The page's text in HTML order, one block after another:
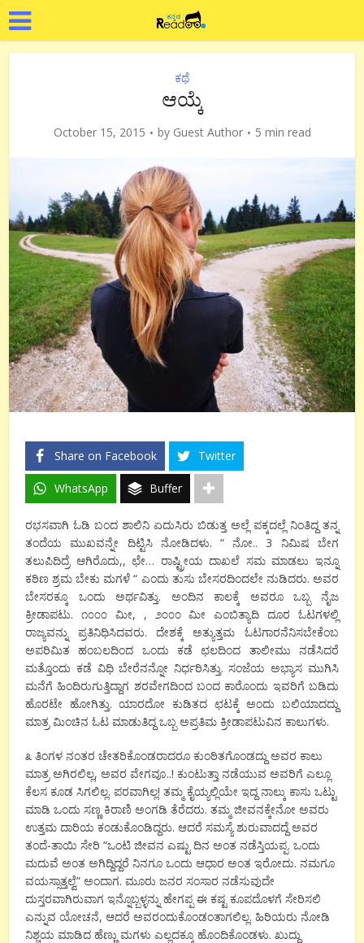
ಕಥೆ
ಆಯ್ಕೆ
October 15, 2015 by Guest Author 5 min read
Share on Facebook Twitter
WhatsApp Buffer
ರಭಸವಾಗಿ ಓಡಿ ಬಂದ ಶಾಲಿನಿ ಏದುಸಿರು ಬಿಡುತ್ತ ಅಲ್ಲೆ ಪಕ್ಕದಲ್ಲೆ ನಿಂತಿದ್ದ ತನ್ನ
ತಂದೆಯ ಮುಖವನ್ನೇ ದಿಟ್ಟಿಸಿ ನೋಡಿದಳು. “ ನೋ.. 3 ನಿಮಿಷ ಬೇಗ
ತಲುಪಿದಿದ್ರೆ ಆಗಿರೊದು,, ಛೇ… ರಾಷ್ಟ್ರೀಯ ದಾಖಲೆ ಸಮ ಮಾಡಲು ಇನ್ನೂ
ಕಠಿಣ ಶ್ರಮ ಬೇಕು ಮಗಳೆ “ ಎಂದು ತುಸು ಬೇಸರದಿಂದಲೇ ನುಡಿದರು. ಅವರ
ಬೇಸರಕ್ಕೂ ಒಂದು ಅರ್ಥವಿತ್ತು. ಅಂದಿನ ಕಾಲಕ್ಕೆ ಅವರೂ ಒಬ್ಬ ನೈಜ
ಕ್ರೀಡಾಪಟು. ೧೦೦೦ ಮೀ, , ೨೦೦೦ ಮೀ ಎಂಬಿತ್ಯಾದಿ ದೂರ ಓಟಗಳಲ್ಲಿ
ರಾಜ್ಯವನ್ನು ಪ್ರತಿನಿಧಿಸಿದವರು. ದೇಶಕ್ಕೆ ಅತ್ಯುತ್ತಮ ಓಟಗಾರನೆನಿಸಬೇಕೆಂಬ
ಅಪರಿಮಿತ ಹಂಬಲದಿಂದ ಒಂದು ಕಡೆ ಛಲದಿಂದ ತಾಲೀಮು ನಡೆಸಿದರೆ
ಮತ್ತೊಂದು ಕಡೆ ವಿಧಿ ಬೇರೆನನ್ನೋ ನಿರ್ಧರಿಸಿತ್ತು. ಸಂಜೆಯ ಅಭ್ಯಾಸ ಮುಗಿಸಿ
ಮನೆಗೆ ಹಿಂದಿರುಗುತ್ತಿದ್ದಾಗ ಶರವೇಗದಿಂದ ಬಂದ ಕಾರೊಂದು ಇವರಿಗೆ ಬಡಿದು
ಹೊರಟೇ ಹೋಗಿತ್ತು. ಯಾರದೋ ಕುಡಿತದ ಛಟಕ್ಕೆ ಅಂದು ಬಲಿಯಾದದ್ದು
ಮಾತ್ರ ಮಿಂಚಿನ ಓಟ ಮಾಡುತಿದ್ದ ಒಬ್ಬ ಅಪ್ರತಿಮ ಕ್ರೀಡಾಪಟುವಿನ ಕಾಲುಗಳು.
೩ ತಿಂಗಳ ನಂತರ ಚೇತರಿಕೊಂಡರಾದರೂ ಕುಂಠಿತಗೊಂಡದ್ದು ಅವರ ಕಾಲು
ಮಾತ್ರ ಅಗಿರಲಿಲ್ಲ, ಅವರ ವೇಗವೂ..! ಕುಂಟುತ್ತಾ ನಡೆಯುವ ಅವರಿಗೆ ಎಲ್ಲೂ
ಕೆಲಸ ಕೂಡ ಸಿಗಲಿಲ್ಲ. ಪರವಾಗಿಲ್ಲ! ತಮ್ಮ ಕೈಯ್ಯಲ್ಲಿಯೇ ಇದ್ದ ನಾಲ್ಕು ಕಾಸು ಒಟ್ಟು
ಮಾಡಿ ಒಂದು ಸಣ್ಣ ಕಿರಾಣಿ ಅಂಗಡಿ ತೆರೆದರು. ತಮ್ಮ ಜೀವನಕ್ಕೇನೋ ಅವರು
ಉತ್ತಮ ದಾರಿಯ ಕಂಡುಕೊಂಡಿದ್ದರು. ಆದರೆ ಸಮಸ್ಯೆ ಶುರುವಾದದ್ದೆ ಅವರ
ತಂದೆ-ತಾಯಿ ಸೇರಿ “ಒಂಟಿ ಜೀವನ ಎಷ್ಟು ದಿನ ಅಂತ ನಡೆಸ್ತಿಯಪ್ಪ. ಒಂದು
ಮದುವೆ ಅಂತ ಅಗಿದ್ದಿದ್ದರೆ ನಿನಗೂ ಒಂದು ಆಧಾರ ಅಂತ ಇರೋದು. ನಮಗೂ
ವಯಸ್ಸಾತ್ತಲ್ವೆ” ಅಂದಾಗ. ಮೂರು ಜನರ ಸಂಸಾರ ನಡೆಸುವುದೇ
ದುಸ್ತರವಾಗಿರುವಾಗ ಇನ್ನೊಬ್ಬಳ್ಳನ್ನು ಹೇಗಪ್ಪ ಈ ಕಷ್ಟ ಕೂಪದೊಳಗೆ ಸೇರಿಸಲಿ
ಎನ್ನುವ ಯೋಚನೆ, ಆದರೆ ಅವರಂದುಕೊಂಡಂತಾಗಲಿಲ್ಲ. ಹಿರಿಯರು ನೋಡಿ
ನಿಶ್ಚಯ ಮಾಡಿದ ಹೆಣ್ಣು ಮಗಳು ಎಲ್ಲದಕ್ಕೂ ಹೊಂದಿಕೊಂಡಳು. ಖುದ್ದು